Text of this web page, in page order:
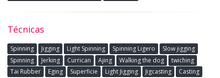
Técnicas
Spinning Jigging Light Spinning Spinning Ligero
Slow jigging
Spinning
Jerking Currican Ajing Walking the dog
twiching
Tai Rubber
Eging Superficie Light Jigging Jigcasting
Casting